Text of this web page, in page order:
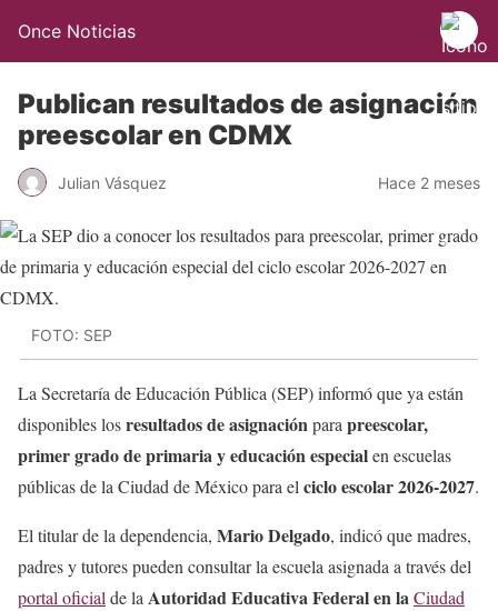
Once Noticias
Publican resultados de asignación
preescolar en CDMX
Julian Vásquez Hace 2 meses
FOTO: SEP
La Secretaría de Educación Pública (SEP) informó que ya están
disponibles losresultados de asignaciónpara preescolar,
primer grado de primaria y educación especialen escuelas
públicas de la Ciudad de México para el ciclo escolar 2026-2027.
El titular de la dependencia, Mario Delgado, indicó que madres,
padres y tutores pueden consultar la escuela asignada a través del
portal oficial de la Autoridad Educativa Federal en laCiudad